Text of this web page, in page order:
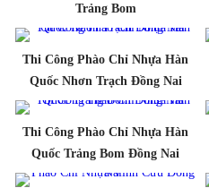
Trảng Bom
Thi Công Phào Chỉ Nhựa Hàn
Quốc Nhơn Trạch Đồng Nai
Thi Công Phào Chỉ Nhựa Hàn
Quốc Trảng Bom Đồng Nai